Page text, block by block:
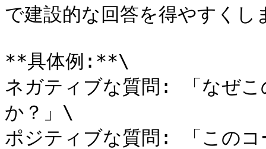
で建設的な回答を得やすくし
**具体例:**\
ネガティブな質問: 「なぜこ
か？」\
ポジティブな質問: 「このコ